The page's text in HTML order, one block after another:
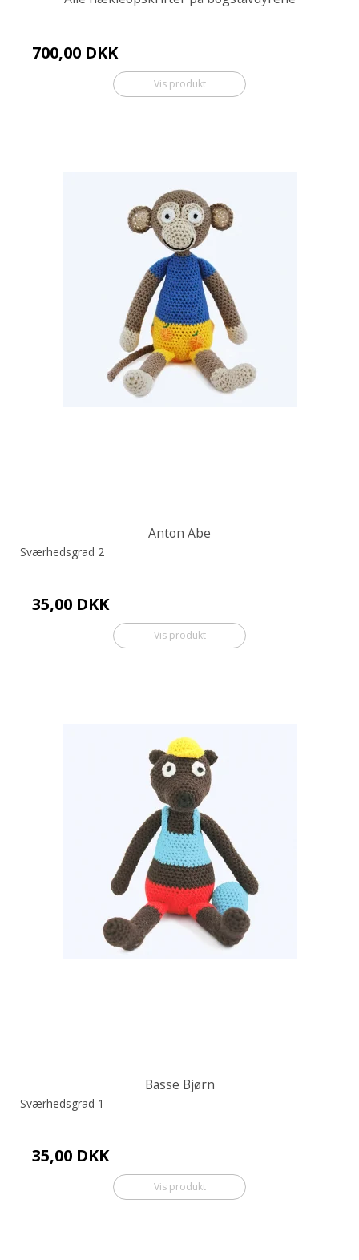
700,00 DKK
Vis produkt
Anton Abe
Sværhedsgrad 2
35,00 DKK
Vis produkt
Basse Bjørn
Sværhedsgrad 1
35,00 DKK
Vis produkt